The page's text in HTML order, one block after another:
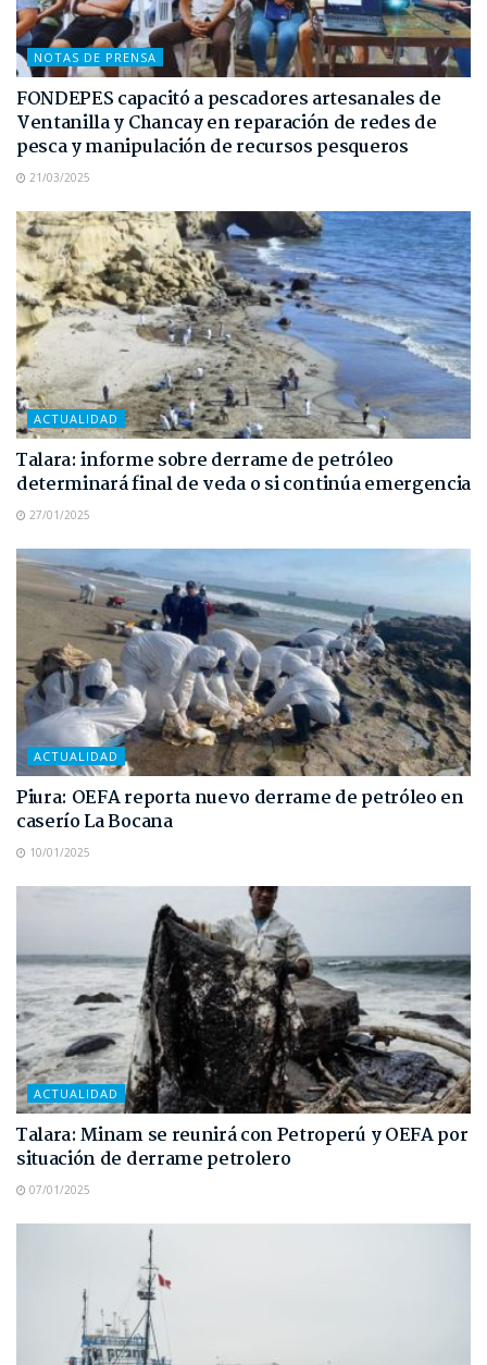
NOTAS DE PRENSA
FONDEPES capacitó a pescadores artesanales de
Ventanilla y Chancay en reparación de redes de
pesca y manipulación de recursos pesqueros
21/03/2025
ACTUALIDAD
Talara: informe sobre derrame de petróleo
determinará final de veda o si continúa emergencia
27/01/2025
ACTUALIDAD
Piura: OEFA reporta nuevo derrame de petróleo en
caserío La Bocana
10/01/2025
ACTUALIDAD
Talara: Minam se reunirá con Petroperú y OEFA por
situación de derrame petrolero
07/01/2025